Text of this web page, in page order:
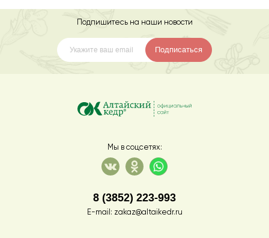
Подпишитесь на наши новости
Подписаться
Мы в соцсетях:
8 (3852) 223-993
E-mail: zakaz@altaikedr.ru